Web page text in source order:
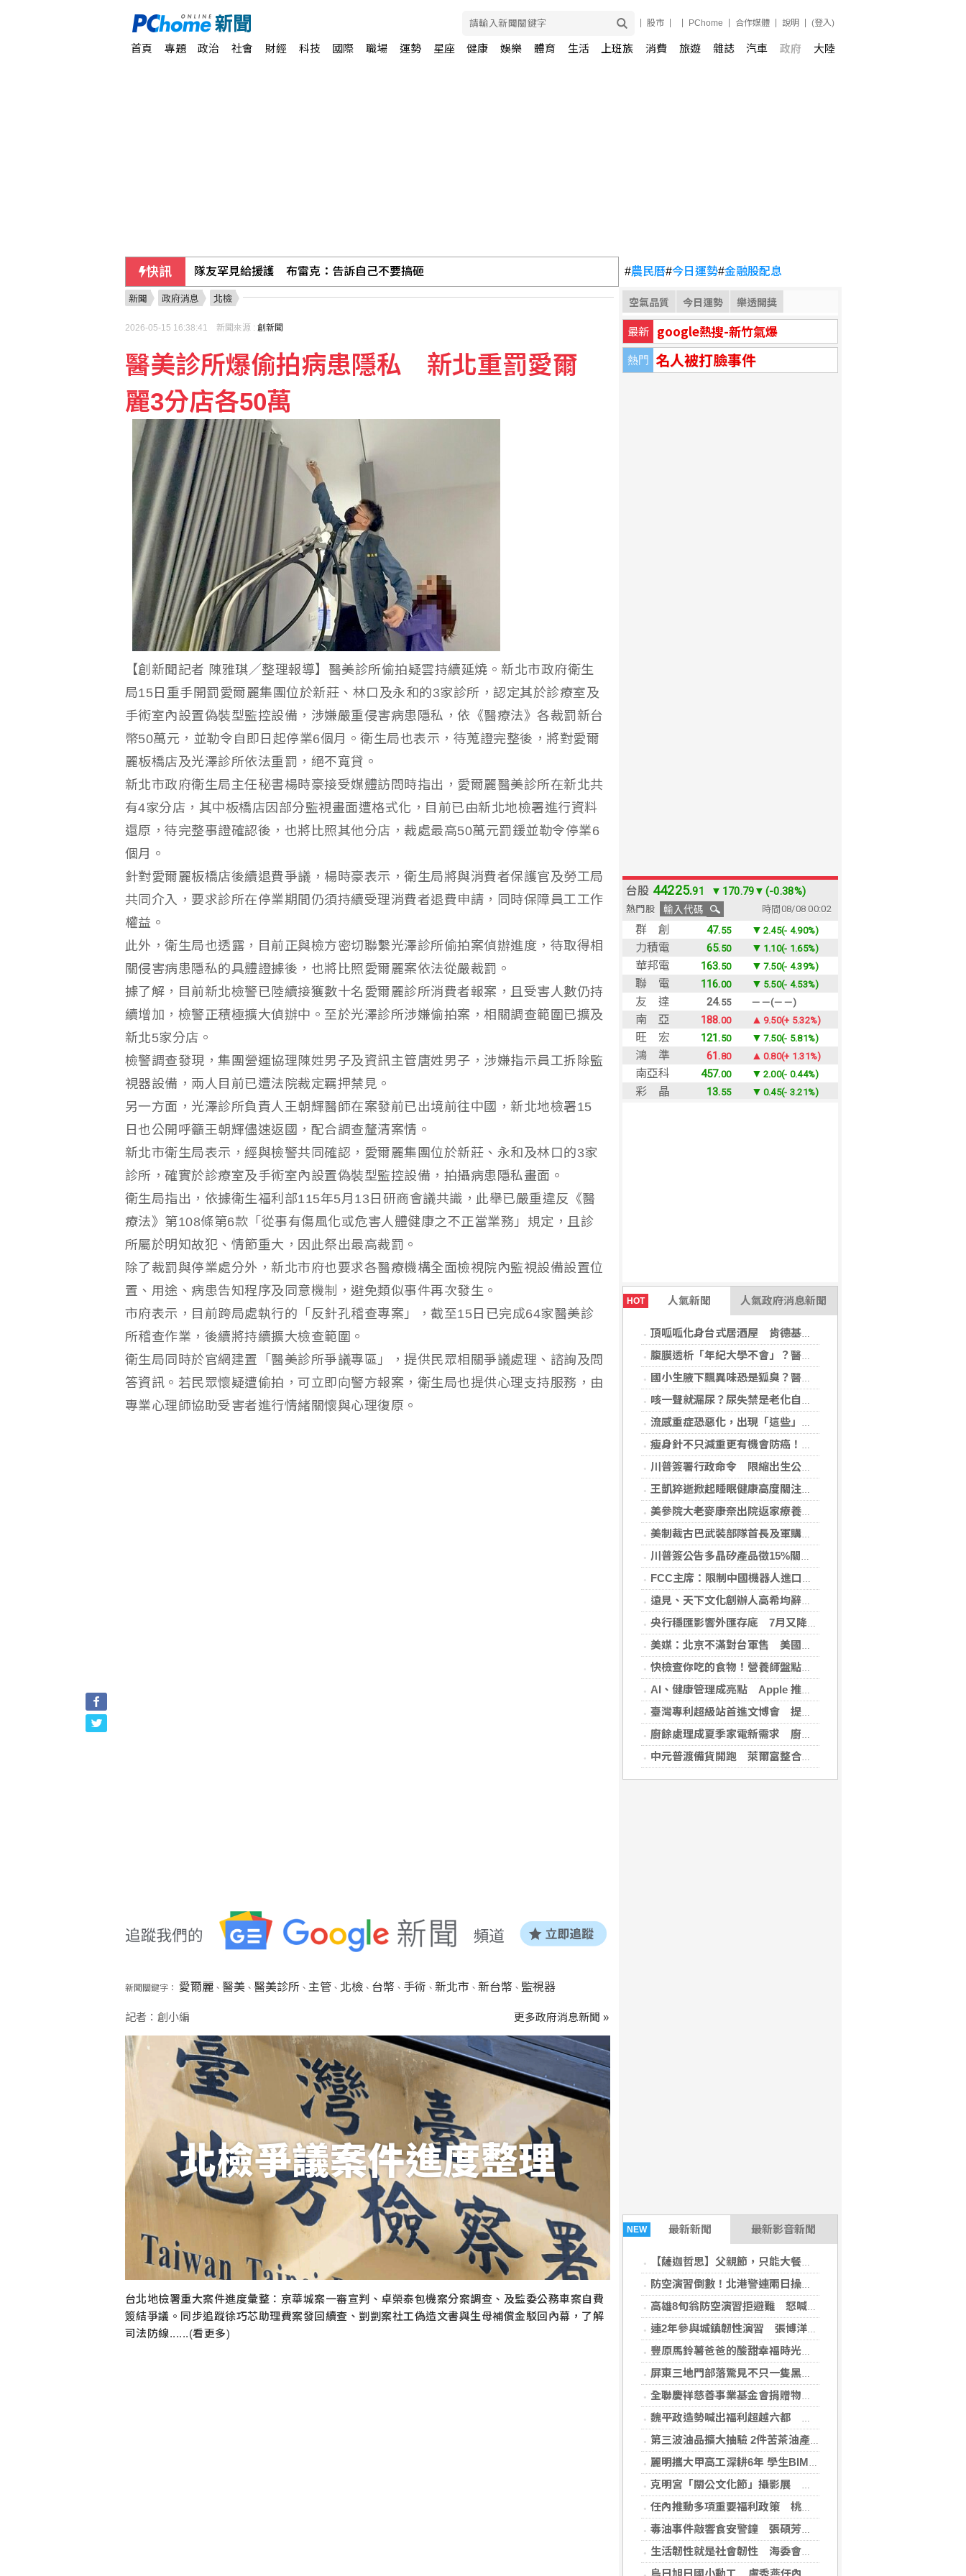
股市 PChome 合作媒體 說明 (登入)
首頁 專題 政治 社會 財經 科技 國際 職場 運勢 星座 健康 娛樂 體育 生活 上班族 消費 旅遊 雜誌 汽車 政府 大陸
快訊 【中市長民調】江啟臣38.2%領先何欣純14.1% 各年齡層支持度全線領先
時人：「蜘蛛人」湯姆霍蘭德與辛蒂亞已辦派對慶祝結婚
隊友罕見給援護 布雷克：告訴自己不要搞砸
#農民曆#今日運勢#金融股配息
空氣品質 今日運勢 樂透開獎
最新 google熱搜-新竹氣爆
熱門 名人被打臉事件
HOT 人氣新聞 人氣政府消息新聞
頂呱呱化身台式居酒屋 肯德基聯名EVA攻漫迷
腹膜透析「年紀大學不會」？醫：年齡並非限制 評估還要看3面向
國小生腋下飄異味恐是狐臭？醫：若伴青春期徵象應評估性早熟
咳一聲就漏尿？尿失禁是老化自然現象？醫揭：不同尿失禁的治療方式
流感重症恐惡化，出現「這些」症狀別再等！醫籲：別因非流感季就掉以輕心
瘦身針不只減重更有機會防癌！無糖尿病肥胖者使用GLP-1藥物 罹癌風險顯著下降
川普簽署行政命令 限縮出生公民權並禁生育旅遊
王凱猝逝掀起睡眠健康高度關注！醫籲：最危險的不是熬夜，而是「這個」錯覺
美參院大老麥康奈出院返家療養 未透露何時重返國會
美制裁古巴武裝部隊首長及軍購網絡 駐中俄武官在列
川普簽公告多晶矽產品徵15%關稅 設定最低進口價
FCC主席：限制中國機器人進口 旨在提振美國產能
遠見、天下文化創辦人高希均辭世 留下華人世界珍貴思想遺產
央行穩匯影響外匯存底 7月又降破6000億美元
美媒：北京不滿對台軍售 美國防官員訪中受阻
快檢查你吃的食物！營養師盤點「5大反式脂肪來源」跟你想的不同
AI、健康管理成亮點 Apple 推薦多元裝置迎接父親
臺灣專利超級站首進文博會 提供免費智財諮詢助創作者護創意
廚餘處理成夏季家電新需求 廚餘機優惠搭地方補助最高省近萬元
中元普渡備貨開跑 萊爾富整合祭拜供品與民生補貨需求
NEW 最新新聞 最新影音新聞
【薩迦哲思】父親節，只能大餐一頓嗎？不只是「付清節」更要培福積德
防空演習倒數！北港警連兩日操演 未配合最高罰15萬元
高雄8旬翁防空演習拒避難 怒喊「路不是警察的」遭帶回法辦 最高恐挨罰15萬元
連2年參與城鎮韌性演習 張博洋提這建言
豐原馬鈴薯爸爸的酸甜幸福時光 親子攜手認識在地農業
屏東三地門部落驚見不只一隻黑熊出沒 林保署證實留下新鮮排遺與爪痕
全聯慶祥慈善事業基金會捐贈物資 張善政：讓愛心觸及更多需要的市民
魏平政造勢喊出福利超越六都 推薦同志介紹會泛藍基層實力再度凝聚
第三波油品擴大抽驗 2件苦茶油產品苯駢芘超標 前已要求預防性下架
麗明攜大甲高工深耕6年 學生BIM奪金創佳績
克明宮「關公文化節」攝影展 彰顯南投13鄉鎮市之美
任內推動多項重要福利政策 桃議員謝美英肯定市民對「善政」有感
毒油事件敲響食安警鐘 張碩芳推動「校園食安官」與「提高吹哨者獎金」落實防線
生活韌性就是社會韌性 海委會親子日結合演習進行
烏日旭日國小動工 盧秀燕任內第10所新校啟建
新聞 政府消息 北檢
2026-05-15 16:38:41 新聞來源 : 創新聞
醫美診所爆偷拍病患隱私 新北重罰愛爾
麗3分店各50萬
【創新聞記者 陳雅琪／整理報導】醫美診所偷拍疑雲持續延燒。新北市政府衛生
局15日重手開罰愛爾麗集團位於新莊、林口及永和的3家診所，認定其於診療室及
手術室內設置偽裝型監控設備，涉嫌嚴重侵害病患隱私，依《醫療法》各裁罰新台
幣50萬元，並勒令自即日起停業6個月。衛生局也表示，待蒐證完整後，將對愛爾
麗板橋店及光澤診所依法重罰，絕不寬貸。
新北市政府衛生局主任秘書楊時豪接受媒體訪問時指出，愛爾麗醫美診所在新北共
有4家分店，其中板橋店因部分監視畫面遭格式化，目前已由新北地檢署進行資料
還原，待完整事證確認後，也將比照其他分店，裁處最高50萬元罰鍰並勒令停業6
個月。
針對愛爾麗板橋店後續退費爭議，楊時豪表示，衛生局將與消費者保護官及勞工局
共同介入，要求診所在停業期間仍須持續受理消費者退費申請，同時保障員工工作
權益。
此外，衛生局也透露，目前正與檢方密切聯繫光澤診所偷拍案偵辦進度，待取得相
關侵害病患隱私的具體證據後，也將比照愛爾麗案依法從嚴裁罰。
據了解，目前新北檢警已陸續接獲數十名愛爾麗診所消費者報案，且受害人數仍持
續增加，檢警正積極擴大偵辦中。至於光澤診所涉嫌偷拍案，相關調查範圍已擴及
新北5家分店。
檢警調查發現，集團營運協理陳姓男子及資訊主管唐姓男子，涉嫌指示員工拆除監
視器設備，兩人目前已遭法院裁定羈押禁見。
另一方面，光澤診所負責人王朝輝醫師在案發前已出境前往中國，新北地檢署15
日也公開呼籲王朝輝儘速返國，配合調查釐清案情。
新北市衛生局表示，經與檢警共同確認，愛爾麗集團位於新莊、永和及林口的3家
診所，確實於診療室及手術室內設置偽裝型監控設備，拍攝病患隱私畫面。
衛生局指出，依據衛生福利部115年5月13日研商會議共識，此舉已嚴重違反《醫
療法》第108條第6款「從事有傷風化或危害人體健康之不正當業務」規定，且診
所屬於明知故犯、情節重大，因此祭出最高裁罰。
除了裁罰與停業處分外，新北市府也要求各醫療機構全面檢視院內監視設備設置位
置、用途、病患告知程序及同意機制，避免類似事件再次發生。
市府表示，目前跨局處執行的「反針孔稽查專案」，截至15日已完成64家醫美診
所稽查作業，後續將持續擴大檢查範圍。
衛生局同時於官網建置「醫美診所爭議專區」，提供民眾相關爭議處理、諮詢及問
答資訊。若民眾懷疑遭偷拍，可立即向警方報案，衛生局也提供心理支持服務，由
專業心理師協助受害者進行情緒關懷與心理復原。
新聞關鍵字： 愛爾麗、 醫美、 醫美診所 、 主管 、 北檢、 台幣 、 手術 、 新北市 、 新台幣 、 監視器
記者：創小編 更多政府消息新聞 »
北檢爭議案件進度整理
台北地檢署重大案件進度彙整：京華城案一審宣判、卓榮泰包機案分案調查、及監委公務車案自費
簽結爭議。同步追蹤徐巧芯助理費案發回續查、剴剴案社工偽造文書與生母補償金駁回內幕，了解
司法防線......(看更多)